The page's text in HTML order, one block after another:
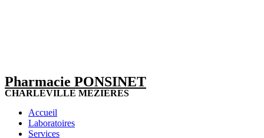
Pharmacie PONSINET
CHARLEVILLE MEZIERES
Accueil
Laboratoires
Services